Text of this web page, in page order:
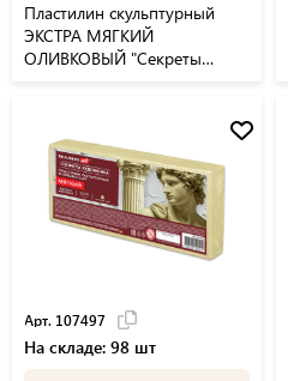
Пластилин скульптурный
ЭКСТРА МЯГКИЙ
ОЛИВКОВЫЙ "Секреты
Арт. 107497
На складе: 98 шт